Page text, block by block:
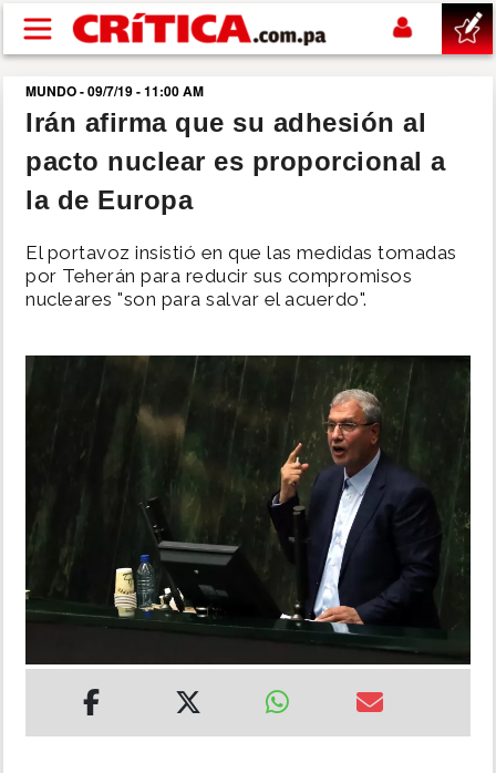
Pasar al contenido principal
buscar
SUCESOS
POLÍTICA
DEPORTES
INSÓLITAS
MULTIMEDIA
IMPRESO
MUNDO - 09/7/19 - 11:00 AM
Irán afirma que su adhesión al
pacto nuclear es proporcional a
la de Europa
El portavoz insistió en que las medidas tomadas
por Teherán para reducir sus compromisos
nucleares "son para salvar el acuerdo".